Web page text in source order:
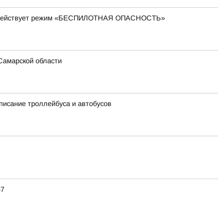
действует режим «БЕСПИЛОТНАЯ ОПАСНОСТЬ»
области
троллейбуса и автобусов